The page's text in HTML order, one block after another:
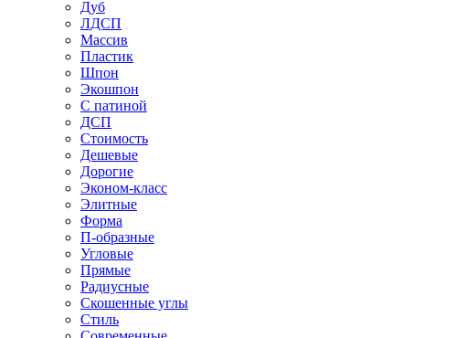
Дуб
ЛДСП
Массив
Пластик
Шпон
Экошпон
С патиной
ДСП
Стоимость
Дешевые
Дорогие
Эконом-класс
Элитные
Форма
П-образные
Угловые
Прямые
Радиусные
Скошенные углы
Стиль